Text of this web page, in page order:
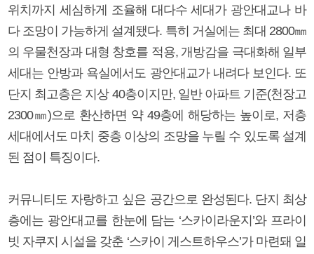
위치까지 세심하게 조율해 대다수 세대가 광안대교나 바
다 조망이 가능하게 설계됐다. 특히 거실에는 최대 2800㎜
의 우물천장과 대형 창호를 적용, 개방감을 극대화해 일부
세대는 안방과 욕실에서도 광안대교가 내려다 보인다. 또
단지 최고층은 지상 40층이지만, 일반 아파트 기준(천장고
2300㎜)으로 환산하면 약 49층에 해당하는 높이로, 저층
세대에서도 마치 중층 이상의 조망을 누릴 수 있도록 설계
된 점이 특징이다.
커뮤니티도 자랑하고 싶은 공간으로 완성된다. 단지 최상
층에는 광안대교를 한눈에 담는 ‘스카이라운지’와 프라이
빗 자쿠지 시설을 갖춘 ‘스카이 게스트하우스’가 마련돼 일